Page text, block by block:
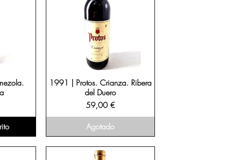
1991 | Protos. Crianza. Ribera
del Duero
Precio
59,00 €
Agotado